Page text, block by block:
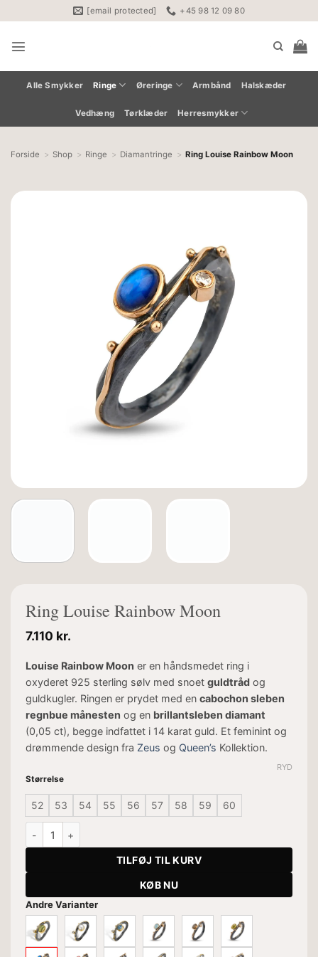
til
indhold
[email protected] +45 98 12 09 80
Alle Smykker Ringe Øreringe Armbånd Halskæder
Vedhæng Tørklæder Herresmykker
Forside Shop Ringe Diamantringe Ring Louise Rainbow Moon
Ring Louise Rainbow Moon
7.110 kr.
Louise Rainbow Moon er en håndsmedet ring i
oxyderet 925 sterling sølv med snoet guldtrådog
guldkugler. Ringen er prydet med en cabochon sleben
regnbue månesten og en brillantsleben diamant
(0,05 ct), begge indfattet i 14 karat guld. Et feminint og
drømmende design fra Zeus og Queen’s Kollektion.
Størrelse
52 53 54 55 56 57 58 59 60
RYD
TILFØJ TIL KURV
KØB NU
Andre Varianter